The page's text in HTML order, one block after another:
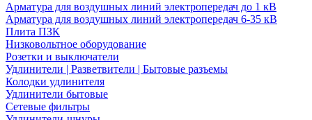
Арматура для воздушных линий электропередач до 1 кВ
Арматура для воздушных линий электропередач 6-35 кВ
Плита ПЗК
Низковольтное оборудование
Розетки и выключатели
Удлинители | Разветвители | Бытовые разъемы
Колодки удлинителя
Удлинители бытовые
Сетевые фильтры